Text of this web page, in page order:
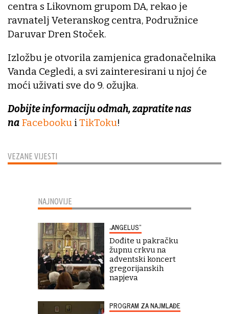
VEZANE VIJESTI
centra s Likovnom grupom DA, rekao je
ravnatelj Veteranskog centra, Podružnice
Daruvar Dren Stoček.
Izložbu je otvorila zamjenica gradonačelnika
Vanda Cegledi, a svi zainteresirani u njoj će
moći uživati sve do 9. ožujka.
Dobijte informaciju odmah, zapratite nas
na FacebookuiTikToku!
NAJNOVIJE
„ANGELUS“
Dođite u pakračku
župnu crkvu na
adventski koncert
gregorijanskih
napjeva
PROGRAM ZA NAJMLAĐE